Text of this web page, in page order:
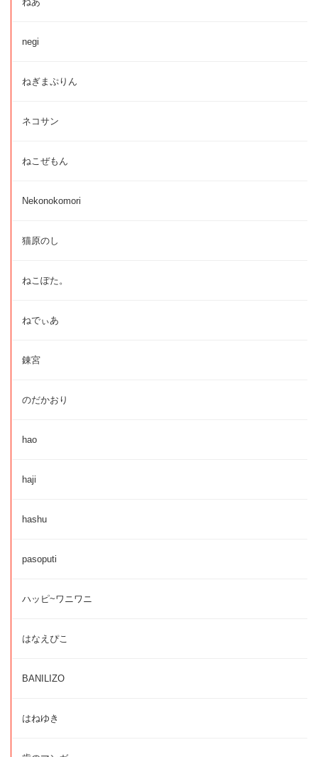
negi
ねぎまぷりん
ネコサン
ねこぜもん
Nekonokomori
猫原のし
ねこぽた。
ねでぃあ
錬宮
のだかおり
hao
haji
hashu
pasoputi
ハッピ~ワニワニ
はなえぴこ
BANILIZO
はねゆき